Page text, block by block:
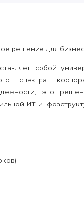
решение для
собой
спектра
это
ИТ-